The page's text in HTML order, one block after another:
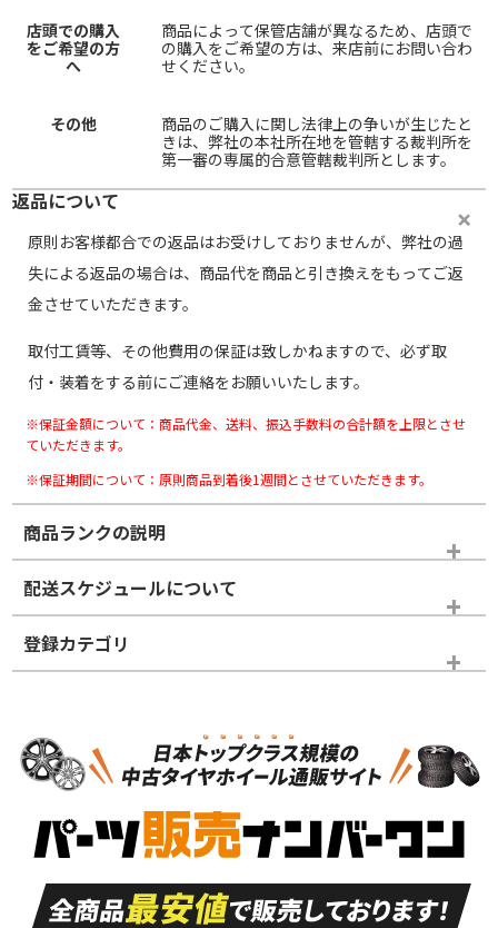
店頭での購入
をご希望の方
へ
商品によって保管店舗が異なるため、店頭で
の購入をご希望の方は、来店前にお問い合わ
せください。
その他
商品のご購入に関し法律上の争いが生じたと
きは、弊社の本社所在地を管轄する裁判所を
第一審の専属的合意管轄裁判所とします。
返品について
原則お客様都合での返品はお受けしておりませんが、弊社の過
失による返品の場合は、商品代を商品と引き換えをもってご返
金させていただきます。
取付工賃等、その他費用の保証は致しかねますので、必ず取
付・装着をする前にご連絡をお願いいたします。
※保証金額について：商品代金、送料、振込手数料の合計額を上限とさせ
ていただきます。
※保証期間について：原則商品到着後1週間とさせていただきます。
商品ランクの説明
※商品ランクは出品者の主観により判断しておりますので、あら
かじめご了承ください。
ホイールランク
S
品）
S
新車外し品（新古
付き
A
走行距離も少なく、
目立つ傷もほとんど
ない中古品
A
走行距離も少なく、
非常に状態の良い中
古品
配送スケジュールについて
登録カテゴリ
タイヤホイールセット